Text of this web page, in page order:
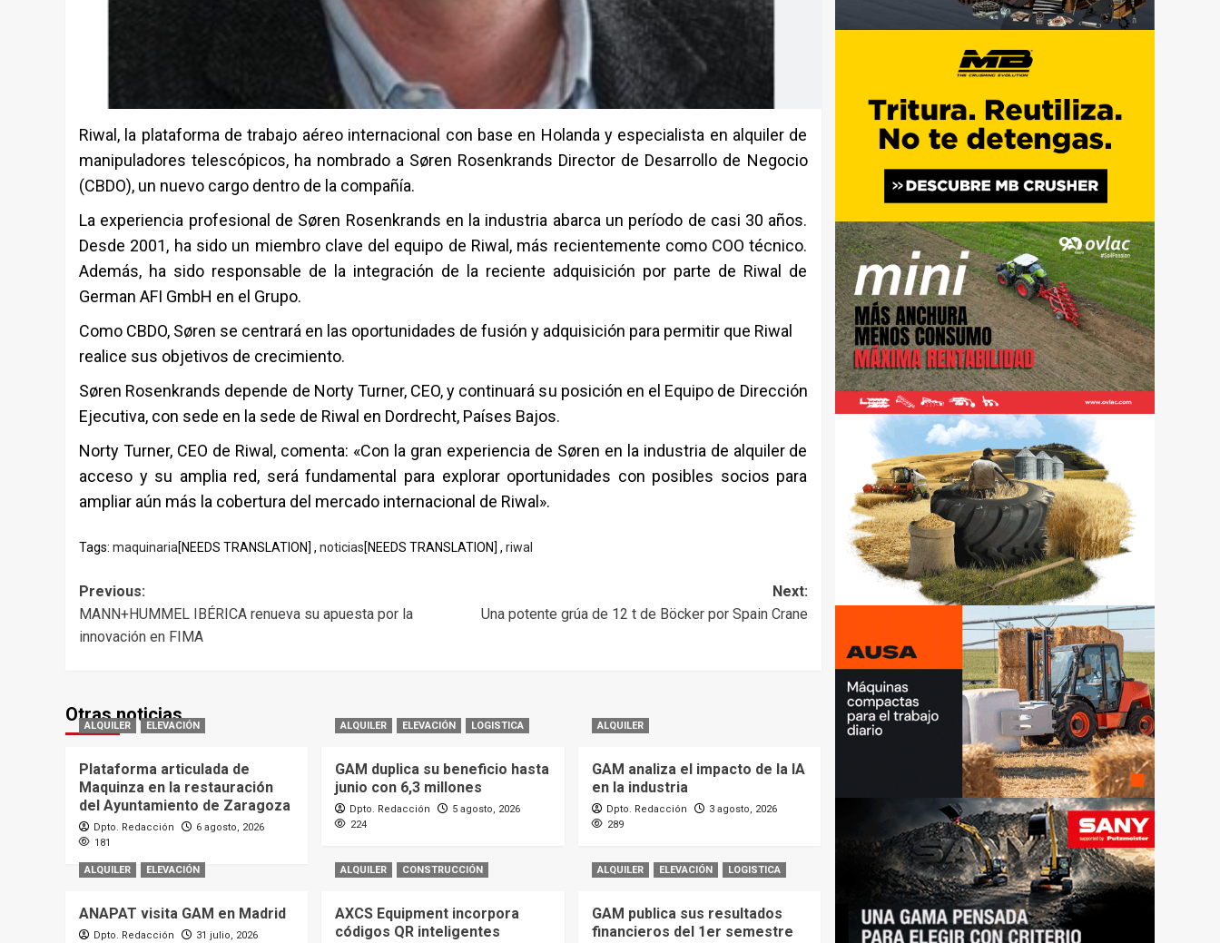
Riwal, la plataforma de trabajo aéreo internacional con base en Holanda y especialista en alquiler de
manipuladores telescópicos, ha nombrado a Søren Rosenkrands Director de Desarrollo de Negocio
(CBDO), un nuevo cargo dentro de la compañía.
La experiencia profesional de Søren Rosenkrands en la industria abarca un período de casi 30 años.
Desde 2001, ha sido un miembro clave del equipo de Riwal, más recientemente como COO técnico.
Además, ha sido responsable de la integración de la reciente adquisición por parte de Riwal de
German AFI GmbH en el Grupo.
Como CBDO, Søren se centrará en las oportunidades de fusión y adquisición para permitir que Riwal
realice sus objetivos de crecimiento.
Søren Rosenkrands depende de Norty Turner, CEO, y continuará su posición en el Equipo de Dirección
Ejecutiva, con sede en la sede de Riwal en Dordrecht, Países Bajos.
Norty Turner, CEO de Riwal, comenta: «Con la gran experiencia de Søren en la industria de alquiler de
acceso y su amplia red, será fundamental para explorar oportunidades con posibles socios para
ampliar aún más la cobertura del mercado internacional de Riwal».
Tags: maquinaria[NEEDS TRANSLATION] , noticias[NEEDS TRANSLATION] , riwal
Post
navigation
Previous:
MANN+HUMMEL IBÉRICA renueva su apuesta por la
innovación en FIMA
Next:
Una potente grúa de 12 t de Böcker por Spain Crane
Otras noticias
ALQUILER ELEVACIÓN
Plataforma articulada de
Maquinza en la restauración
del Ayuntamiento de Zaragoza
Dpto. Redacción
6 agosto, 2026
181
ALQUILER ELEVACIÓN LOGISTICA
GAM duplica su beneficio hasta
junio con 6,3 millones
Dpto. Redacción
5 agosto, 2026
224
ALQUILER
GAM analiza el impacto de la IA
en la industria
Dpto. Redacción
3 agosto, 2026
289
ALQUILER ELEVACIÓN
ANAPAT visita GAM en Madrid
Dpto. Redacción
31 julio, 2026
ALQUILER CONSTRUCCIÓN
AXCS Equipment incorpora
códigos QR inteligentes
ALQUILER ELEVACIÓN LOGISTICA
GAM publica sus resultados
financieros del 1er semestre